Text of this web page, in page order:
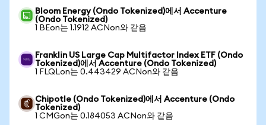
Bloom Energy (Ondo Tokenized)에서 Accenture
(Ondo Tokenized)
1 BEon는 1.1912 ACNon와 같음
Franklin US Large Cap Multifactor Index ETF (Ondo
Tokenized)에서 Accenture (Ondo Tokenized)
1 FLQLon는 0.443429 ACNon와 같음
Chipotle (Ondo Tokenized)에서 Accenture (Ondo
Tokenized)
1 CMGon는 0.184053 ACNon와 같음